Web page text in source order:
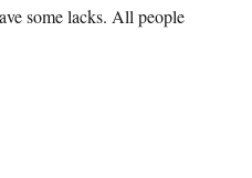
some lacks. All people